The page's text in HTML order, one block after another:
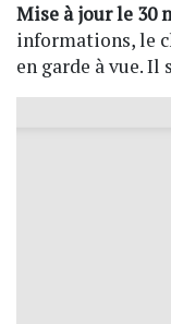
Mise à jour le 30
informations, le
en garde à vue.